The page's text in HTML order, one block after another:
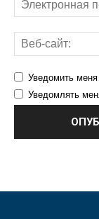
Уведомить
Уведомлять